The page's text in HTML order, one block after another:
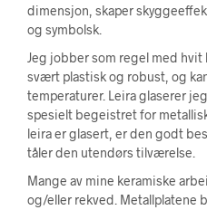
dimensjon, skaper
og symbolsk.
Jeg jobber som regel med hvit
svært plastisk og robust, og
temperaturer. Leira glaserer
spesielt begeistret for
leira er glasert, er den godt
tåler den utendørs tilværelse.
Mange av mine keramiske
og/eller rekved. Metallplatene